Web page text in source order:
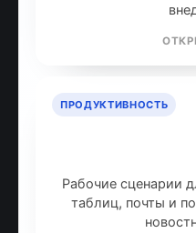
ПРОДУКТИВНОСТЬ
Рабочие сценарии
таблиц, почты и